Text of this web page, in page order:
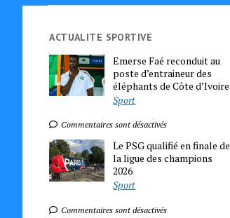
ACTUALITE SPORTIVE
Emerse Faé reconduit au
poste d’entraineur des
éléphants de Côte d’Ivoire
Sport
Commentaires sont désactivés
Le PSG qualifié en finale de
la ligue des champions
2026
Sport
Commentaires sont désactivés